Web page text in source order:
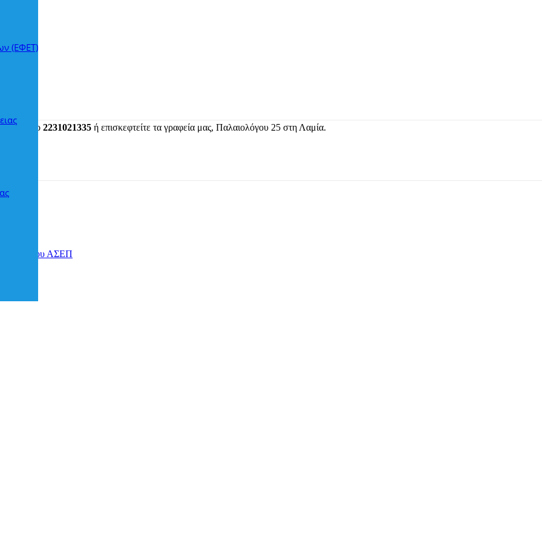
(ΕΦΕΤ)
τηλέφωνο 2231021335 ή επισκεφτείτε τα γραφεία μας, Παλαιολόγου 25 στη Λαμία.
2019 του ΑΣΕΠ